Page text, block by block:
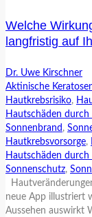
Welche
langfristig auf
Dr. Uwe Kirschner
Aktinische
Hautkrebsrisiko,
Hautschäden
Sonnenbrand ,
Hautkrebsvorsorge,
Hautschäden
Sonnenschutz,
neue App illustriert
Aussehen auswirkt